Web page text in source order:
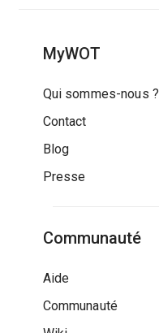
MyWOT
Qui sommes-nous ?
Contact
Blog
Presse
Communauté
Aide
Communauté